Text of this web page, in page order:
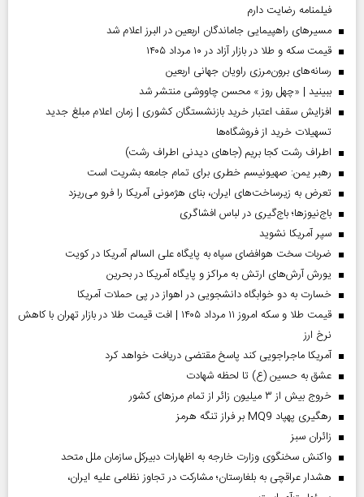
فیلمنامه رضایت دارم
مسیر‌های راهپیمایی جاماندگان اربعین در البرز اعلام شد
قیمت سکه و طلا در بازار آزاد در ۱۰ مرداد ۱۴۰۵
رسانه‌های برون‌مرزی راویان جهانی اربعین
ببینید | «چهل روز » محسن چاووشی منتشر شد
افزایش سقف اعتبار خرید بازنشستگان کشوری | زمان اعلام مبلغ جدید
تسهیلات خرید از فروشگاه‌ها
اطراف رشت کجا بریم (جاهای دیدنی اطراف رشت)
رهبر یمن: صهیونیسم خطری برای تمام جامعه بشریت است
تعرض به زیرساخت‌های ایران، بنای هژمونی آمریکا را فرو می‌ریزد
باج‌نیوزها؛ باج‌گیری در لباس افشاگری
سپر آمریکا نشوید
ضربات سخت هوافضای سپاه به پایگاه علی السالم آمریکا در کویت
یورش آرش‌های ارتش به مراکز و پایگاه‌ آمریکا در بحرین
خسارت به دو خوابگاه دانشجویی در اهواز در پی حملات آمریکا
قیمت طلا و سکه امروز ۱۱ مرداد ۱۴۰۵ | افت قیمت طلا در بازار تهران با کاهش
نرخ ارز
آمریکا ماجراجویی کند پاسخ مقتضی دریافت خواهد کرد
عشق به حسین (ع) تا لحظه شهادت
خروج بیش از ۳ میلیون زائر از تمام مرز‌های کشور
رهگیری پهپاد MQ9 بر فراز تنگه هرمز
‌زائران سبز
واکنش سخنگوی وزارت خارجه به اظهارات دبیرکل سازمان ملل متحد
هشدار عراقچی به بلغارستان؛ مشارکت در تجاوز نظامی علیه ایران،